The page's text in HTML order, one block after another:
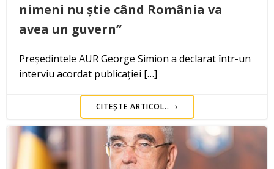
nimeni nu știe când România va
avea un guvern”
Președintele AUR George Simion a declarat într-un
interviu acordat publicației […]
CITEȘTE ARTICOL..